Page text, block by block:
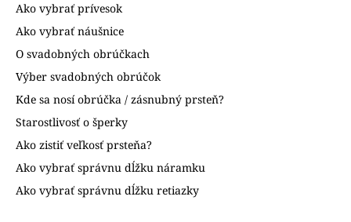
Ako vybrať prívesok
Ako vybrať náušnice
O svadobných obrúčkach
Výber svadobných obrúčok
Kde sa nosí obrúčka / zásnubný prsteň?
Starostlivosť o šperky
Ako zistiť veľkosť prsteňa?
Ako vybrať správnu dĺžku náramku
Ako vybrať správnu dĺžku retiazky